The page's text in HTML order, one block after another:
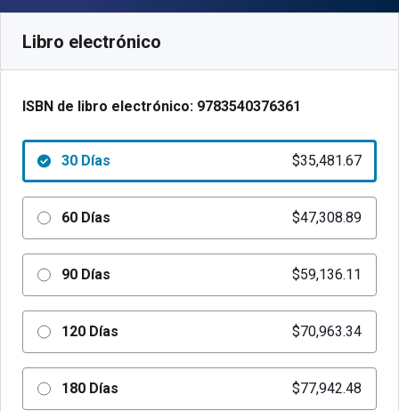
Libro electrónico
ISBN de libro electrónico: 9783540376361
30 Días $35,481.67
60 Días $47,308.89
90 Días $59,136.11
120 Días $70,963.34
180 Días $77,942.48